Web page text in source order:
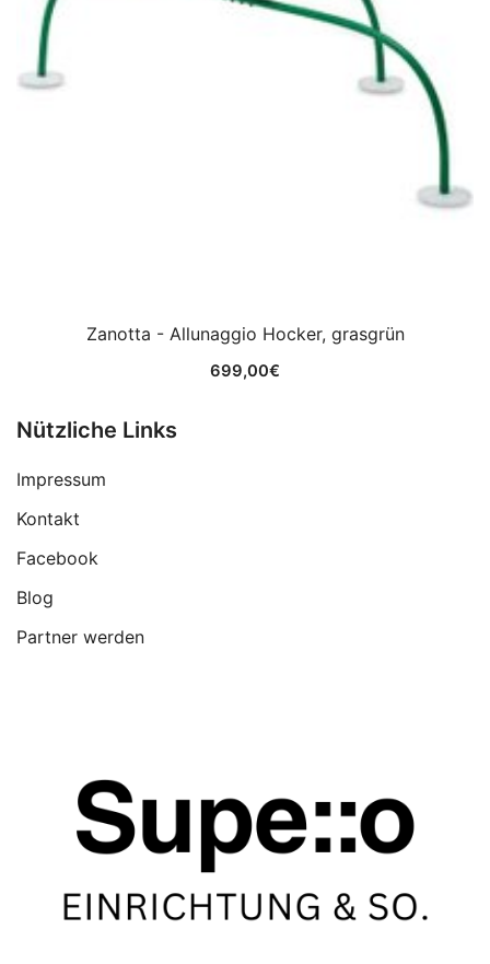
Zanotta - Allunaggio Hocker, grasgrün
699,00€
Nützliche Links
Impressum
Kontakt
Facebook
Blog
Partner werden